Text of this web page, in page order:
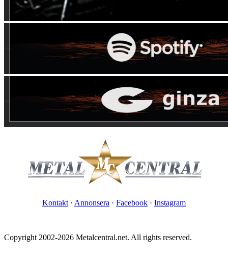
Kontakt · Annonsera · Facebook · Instagram
Copyright 2002-2026 Metalcentral.net. All rights reserved.